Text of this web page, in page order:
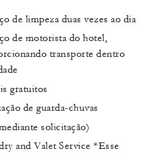
de limpeza duas vezes ao dia
de motorista do hotel,
transporte dentro
gratuitos
de guarda-chuvas
solicitação)
and Valet Service *Esse